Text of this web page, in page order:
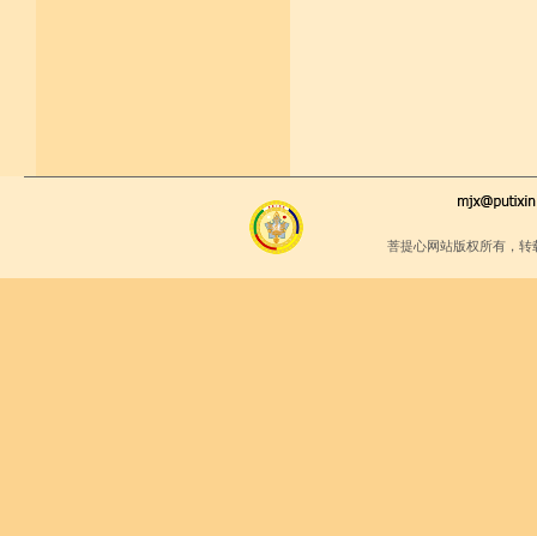
菩提心网站版权所有，